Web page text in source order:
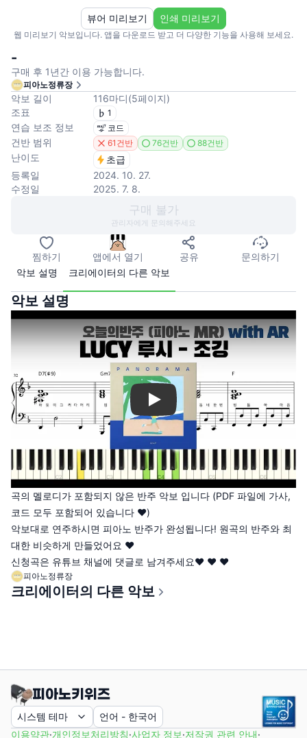
웹 미리보기 악보입니다. 앱을 다운로드 받고 더 다양한 기능을 사용해 보세요.
뷰어 미리보기 인쇄 미리보기
-
구매 후 1년간 이용 가능합니다.
피아노정류장
악보 길이 116마디(5페이지)
조표
1
연습 보조 정보 코드
건반 범위 61건반 76건반 88건반
난이도
초급
등록일
2024. 10. 27.
수정일
2025. 7. 8.
구매 불가
관리자에게 문의해주세요
찜하기 앱에서 열기 공유
문의하기
악보 설명
크리에이터의 다른 악보
악보 설명
Play
곡의 멜로디가 포함되지 않은 반주 악보 입니다 (PDF 파일에 가사,
코드 모두 포함되어 있습니다 ♥)
악보대로 연주하시면 피아노 반주가 완성됩니다! 원곡의 반주와 최
대한 비슷하게 만들었어요 ♥
신청곡은 유튜브 채널에 댓글로 남겨주세요♥ ♥ ♥
피아노정류장
크리에이터의 다른 악보
시스템 테마 언어 - 한국어
이용약관·개인정보처리방침·사업자 정보·저작권 관련 안내·